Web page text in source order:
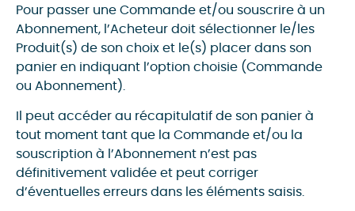
Pour passer une Commande et/ou souscrire à un
Abonnement, l’Acheteur doit sélectionner le/les
Produit(s) de son choix et le(s) placer dans son
panier en indiquant l’option choisie (Commande
ou Abonnement).
Il peut accéder au récapitulatif de son panier à
tout moment tant que la Commande et/ou la
souscription à l’Abonnement n’est pas
définitivement validée et peut corriger
d’éventuelles erreurs dans les éléments saisis.